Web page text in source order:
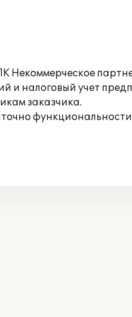
Некоммерческое
и налоговый учет
заказчика.